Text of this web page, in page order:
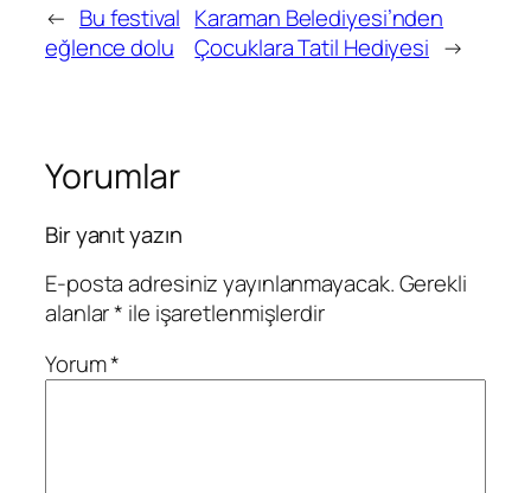
← Bu festival
eğlence dolu
Karaman Belediyesi’nden
Çocuklara Tatil Hediyesi →
Yorumlar
Bir yanıt yazın
E-posta adresiniz yayınlanmayacak.Gerekli
alanlar* ile işaretlenmişlerdir
Yorum*